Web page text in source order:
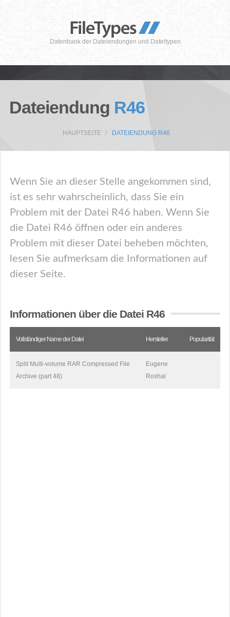
Datenbank der Dateiendungen und Dateitypen
Dateiendung R46
HAUPTSEITE DATEIENDUNG R46
Wenn Sie an dieser Stelle angekommen sind,
ist es sehr wahrscheinlich, dass Sie ein
Problem mit der Datei R46 haben. Wenn Sie
die Datei R46 öffnen oder ein anderes
Problem mit dieser Datei beheben möchten,
lesen Sie aufmerksam die Informationen auf
dieser Seite.
Informationen über die Datei R46
Vollständiger Name der Datei Hersteller Popularität
Split Multi-volume RAR Compressed File
Archive (part 48)
Eugene
Roshal